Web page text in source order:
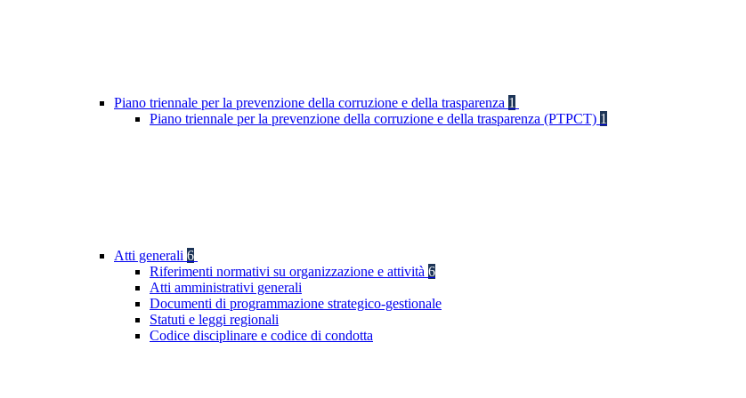
Piano triennale per la prevenzione della corruzione e della trasparenza 1
Piano triennale per la prevenzione della corruzione e della trasparenza (PTPCT) 1
Atti generali 6
Riferimenti normativi su organizzazione e attività 6
Atti amministrativi generali
Documenti di programmazione strategico-gestionale
Statuti e leggi regionali
Codice disciplinare e codice di condotta